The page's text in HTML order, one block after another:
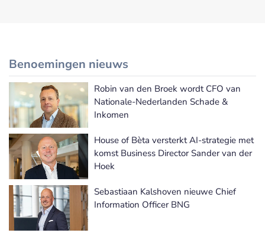
Benoemingen nieuws
Meer Benoemingen nieuws
Robin van den Broek wordt CFO van
Nationale-Nederlanden Schade &
Inkomen
House of Bèta versterkt AI-strategie met
komst Business Director Sander van der
Hoek
Sebastiaan Kalshoven nieuwe Chief
Information Officer BNG